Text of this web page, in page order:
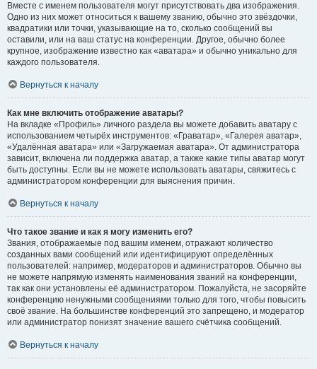
Вместе с именем пользователя могут присутствовать два изображения.
Одно из них может относиться к вашему званию, обычно это звёздочки,
квадратики или точки, указывающие на то, сколько сообщений вы
оставили, или на ваш статус на конференции. Другое, обычно более
крупное, изображение известно как «аватара» и обычно уникально для
каждого пользователя.
Вернуться к началу
Как мне включить отображение аватары?
На вкладке «Профиль» личного раздела вы можете добавить аватару с
использованием четырёх инструментов: «Граватар», «Галерея аватар»,
«Удалённая аватара» или «Загружаемая аватара». От администратора
зависит, включена ли поддержка аватар, а также какие типы аватар могут
быть доступны. Если вы не можете использовать аватары, свяжитесь с
администратором конференции для выяснения причин.
Вернуться к началу
Что такое звание и как я могу изменить его?
Звания, отображаемые под вашим именем, отражают количество
созданных вами сообщений или идентифицируют определённых
пользователей: например, модераторов и администраторов. Обычно вы
не можете напрямую изменять наименования званий на конференции,
так как они установлены её администратором. Пожалуйста, не засоряйте
конференцию ненужными сообщениями только для того, чтобы повысить
своё звание. На большинстве конференций это запрещено, и модератор
или администратор понизят значение вашего счётчика сообщений.
Вернуться к началу